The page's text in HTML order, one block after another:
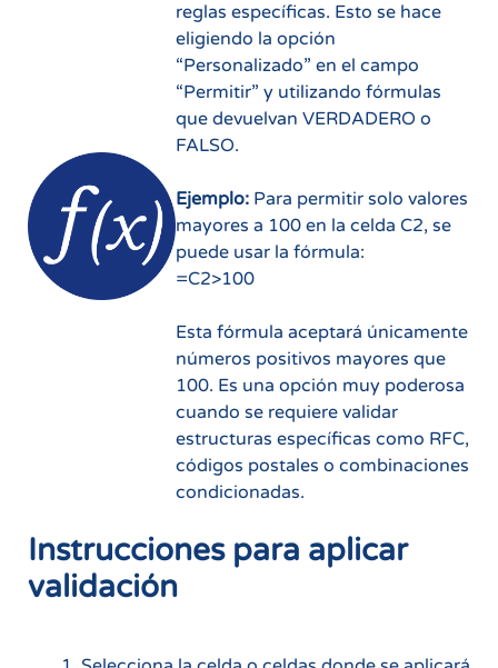
reglas específicas. Esto se hace
eligiendo la opción
“Personalizado” en el campo
“Permitir” y utilizando fórmulas
que devuelvan VERDADERO o
FALSO.
Ejemplo:Para permitir solo valores
mayores a 100 en la celda C2, se
puede usar la fórmula:
=C2>100
Esta fórmula aceptará únicamente
números positivos mayores que
100. Es una opción muy poderosa
cuando se requiere validar
estructuras específicas como RFC,
códigos postales o combinaciones
condicionadas.
Instrucciones para aplicar
validación